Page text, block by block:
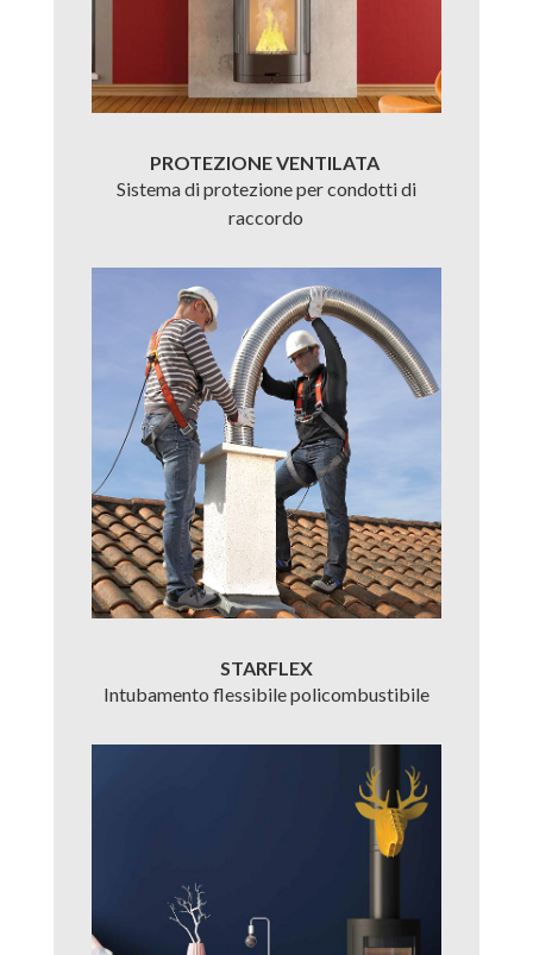
PROTEZIONE VENTILATA
Sistema di protezione per condotti di
raccordo
STARFLEX
Intubamento flessibile policombustibile